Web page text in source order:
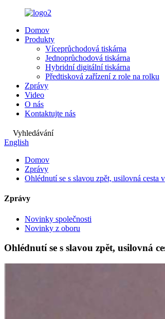
Domov
Produkty
Víceprůchodová tiskárna
Jednoprůchodová tiskárna
Hybridní digitální tiskárna
Předtisková zařízení z role na rolku
Zprávy
Video
O nás
Kontaktujte nás
Vyhledávání
English
Domov
Zprávy
Ohlédnutí se s slavou zpět, usilovná
Zprávy
Novinky společnosti
Novinky z oboru
Ohlédnutí se s slavou zpět, usilovná